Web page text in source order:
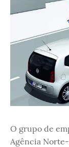
O grupo de
Agência